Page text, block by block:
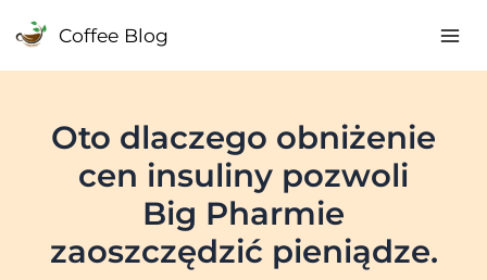
Coffee Blog
Oto dlaczego obniżenie
cen insuliny pozwoli
Big Pharmie
zaoszczędzić pieniądze.